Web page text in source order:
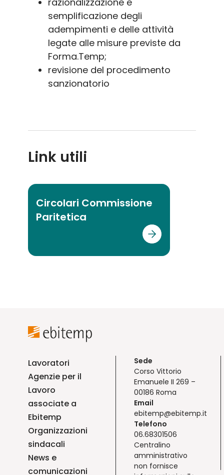
semplificazione degli
adempimenti e delle attività
legate alle misure previste da
Forma.Temp;
revisione del procedimento
sanzionatorio
Link utili
Circolari Commissione
Paritetica
Lavoratori
Agenzie per il
Lavoro
associate a
Ebitemp
Organizzazioni
sindacali
News e
comunicazioni
Sede
Corso Vittorio
Emanuele II 269 –
00186 Roma
Email
ebitemp@ebitemp.it
Telefono
06.68301506
Centralino
amministrativo
non fornisce